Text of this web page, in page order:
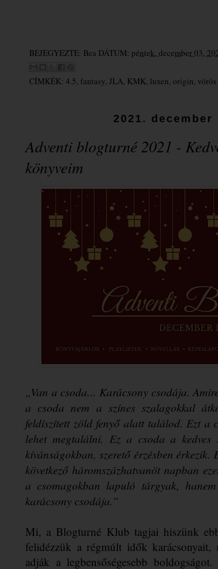
BEJEGYEZTE: Bea DÁTUM: péntek, december 03,
CÍMKÉK: 4.5, fantasy, JLA, KMK, luxen, origin,
2021.
Adventi blogturné 2021 -
könyveim
„Van a csoda... Karácsony csodája.
a csoda nem a színes szalagokkal
feldíszített zöld fenyő alatt találod. Ezt a
lehet megtalálni. Ez a csoda a kedves
kívánságokban, szerető érzésben
következő háromszázhatvanöt napban
a csomagokban lapuló tárgyak,
karácsony csodája.”
Mi, a Blogturné Klub tagjai hiszünk
felidézzük a régmúlt idők
adják a legbensőségesebb